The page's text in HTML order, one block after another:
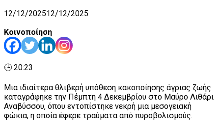
12/12/202512/12/2025
Κοινοποίηση
🕒 20:23
Μια ιδιαίτερα θλιβερή υπόθεση κακοποίησης άγριας ζωής
καταγράφηκε την Πέμπτη 4 Δεκεμβρίου στο Μαύρο Λιθάρι
Αναβύσσου, όπου εντοπίστηκε νεκρή μια μεσογειακή
φώκια, η οποία έφερε τραύματα από πυροβολισμούς.